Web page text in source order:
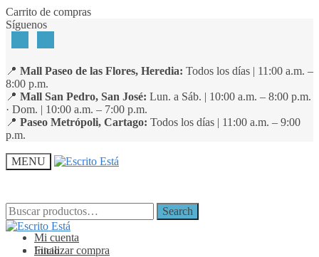
Skip
to
Skip
to
Carrito de compras
Síguenos
📍 Mall Paseo de las Flores, Heredia: Todos los días | 11:00 a.m. –
8:00 p.m.
📍 Mall San Pedro, San José: Lun. a Sáb. | 10:00 a.m. – 8:00 p.m.
· Dom. | 10:00 a.m. – 7:00 p.m.
📍 Paseo Metrópoli, Cartago: Todos los días | 11:00 a.m. – 9:00
p.m.
MENU
Search
for:
Search
Mi cuenta
Finalizar compra
Search
for:
Search
Inicio